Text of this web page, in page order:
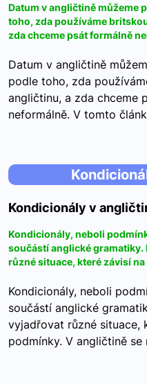
Datum v angličtině můžeme
toho, zda používáme
zda chceme psát formálně
Datum v angličtině
podle toho, zda
angličtinu, a zda chceme
neformálně. V tomto
Kondicionály v
Kondicionály, neboli
součástí anglické
různé situace, které závisí
Kondicionály, neboli
součástí anglické
vyjadřovat různé situace,
podmínky. V angličtině